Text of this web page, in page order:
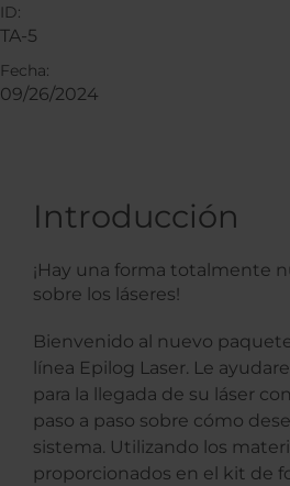
Introducción
¡Hay una forma totalmente
sobre los láseres!
Bienvenido al nuevo
línea Epilog Laser. Le
para la llegada de su láser
paso a paso sobre cómo
sistema. Utilizando los
proporcionados en el kit de
ID:
TA-5
Fecha:
09/26/2024